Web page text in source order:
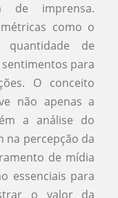
de imprensa.
como o
quantidade de
para
O conceito
não apenas a
a análise do
na percepção da
de mídia
essenciais para
o valor da